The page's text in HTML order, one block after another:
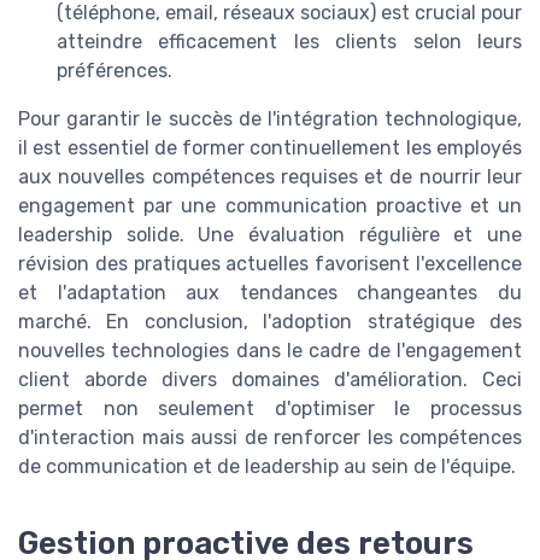
(téléphone, email, réseaux sociaux) est crucial pour
atteindre efficacement les clients selon leurs
préférences.
Pour garantir le succès de l'intégration technologique,
il est essentiel de former continuellement les employés
aux nouvelles compétences requises et de nourrir leur
engagement par une communication proactive et un
leadership solide. Une évaluation régulière et une
révision des pratiques actuelles favorisent l'excellence
et l'adaptation aux tendances changeantes du
marché. En conclusion, l'adoption stratégique des
nouvelles technologies dans le cadre de l'engagement
client aborde divers domaines d'amélioration. Ceci
permet non seulement d'optimiser le processus
d'interaction mais aussi de renforcer les compétences
de communication et de leadership au sein de l'équipe.
Gestion proactive des retours